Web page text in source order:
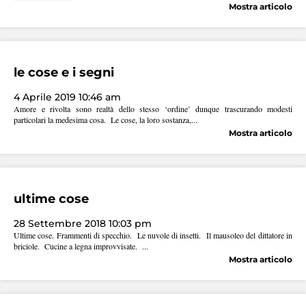
Mostra articolo
le cose e i segni
4 Aprile 2019 10:46 am
Amore e rivolta sono realtà dello stesso ‘ordine’ dunque trascurando modesti
particolari la medesima cosa. Le cose, la loro sostanza,...
Mostra articolo
ultime cose
28 Settembre 2018 10:03 pm
Ultime cose. Frammenti di specchio. Le nuvole di insetti. Il mausoleo del dittatore in
briciole. Cucine a legna improvvisate. ...
Mostra articolo